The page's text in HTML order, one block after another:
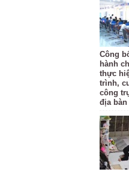
Công
hành
thực
trình,
công
địa